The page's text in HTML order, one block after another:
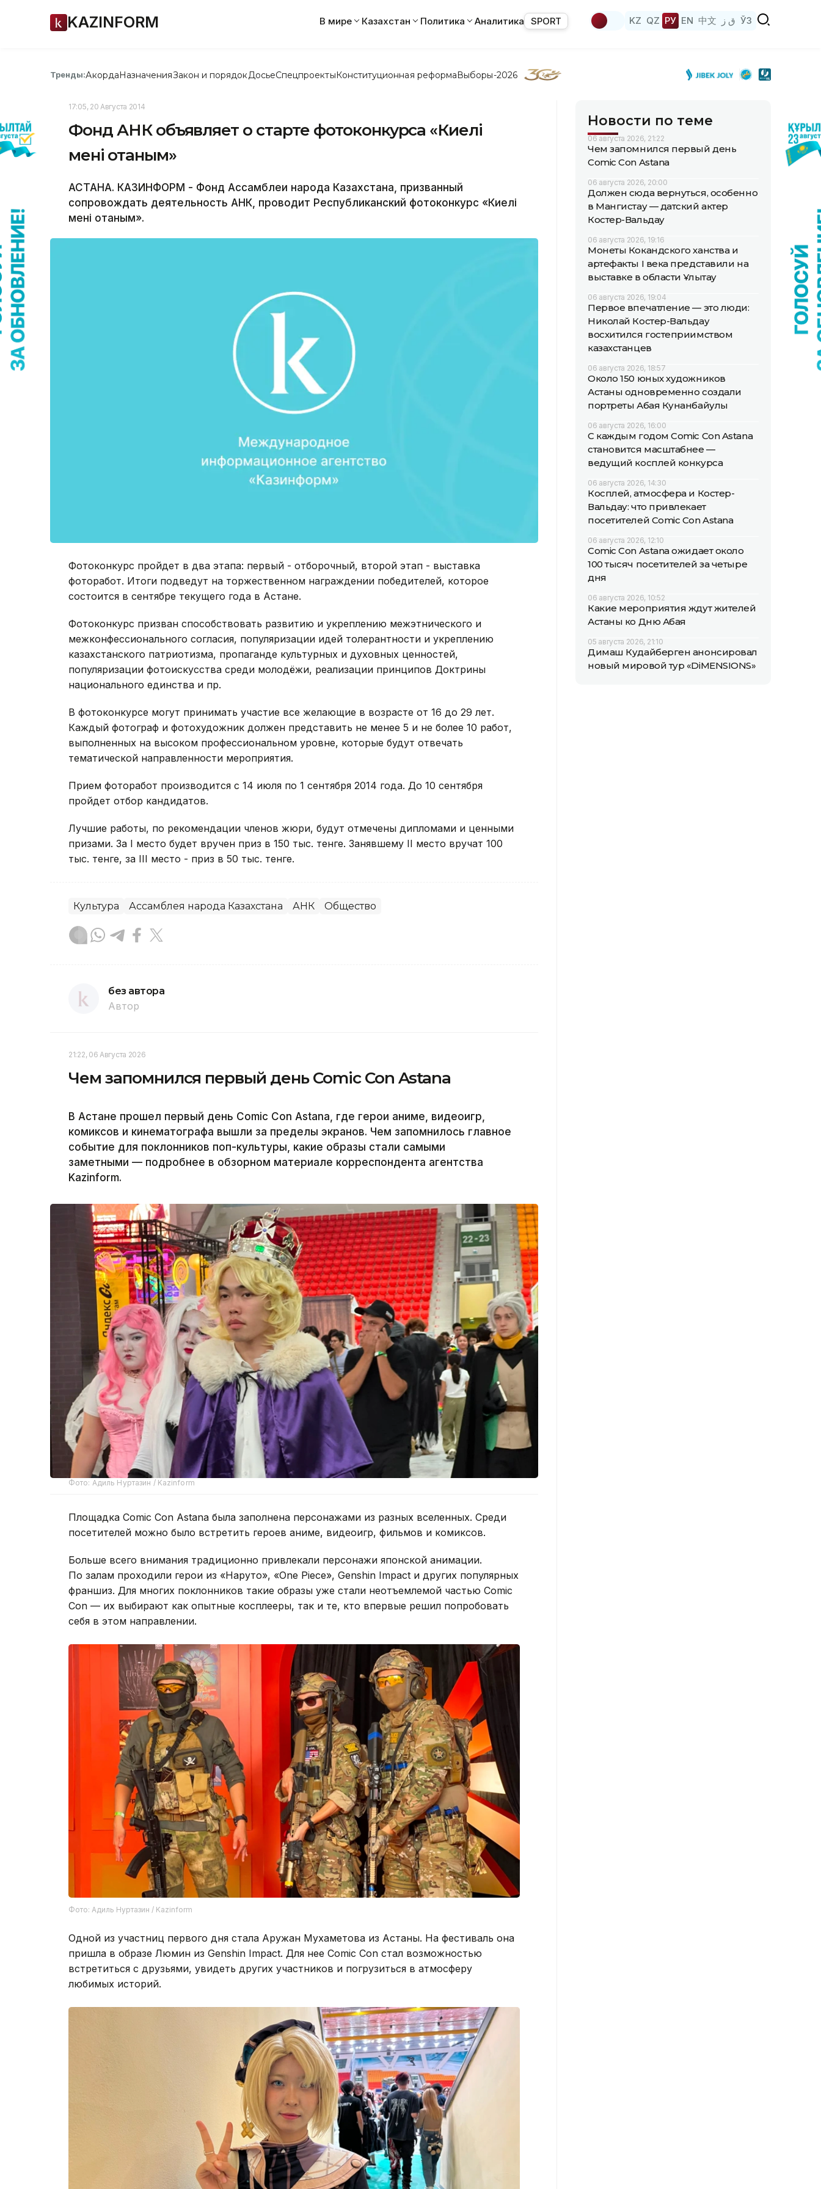
KAZINFORM В мире Казахстан Политика Аналитика SPORT KZ QZ РУ EN 中文 ق ز ЎЗ
Тренды:АкордаНазначенияЗакон и порядок ДосьеСпецпроектыКонституционная реформаВыборы-2026
17:05, 20 Августа 2014
Фонд АНК объявляет о старте фотоконкурса «Киелі
менің отаным»
АСТАНА. КАЗИНФОРМ - Фонд Ассамблеи народа Казахстана, призванный
сопровождать деятельность АНК, проводит Республиканский фотоконкурс «Киелі
менің отаным».
Фотоконкурс пройдет в два этапа: первый - отборочный, второй этап - выставка
фоторабот. Итоги подведут на торжественном награждении победителей, которое
состоится в сентябре текущего года в Астане.
Фотоконкурс призван способствовать развитию и укреплению межэтнического и
межконфессионального согласия, популяризации идей толерантности и укреплению
казахстанского патриотизма, пропаганде культурных и духовных ценностей,
популяризации фотоискусства среди молодёжи, реализации принципов Доктрины
национального единства и пр.
В фотоконкурсе могут принимать участие все желающие в возрасте от 16 до 29 лет.
Каждый фотограф и фотохудожник должен представить не менее 5 и не более 10 работ,
выполненных на высоком профессиональном уровне, которые будут отвечать
тематической направленности мероприятия.
Прием фоторабот производится с 14 июля по 1 сентября 2014 года. До 10 сентября
пройдет отбор кандидатов.
Лучшие работы, по рекомендации членов жюри, будут отмечены дипломами и ценными
призами. За І место будет вручен приз в 150 тыс. тенге. Занявшему ІІ место вручат 100
тыс. тенге, за ІІІ место - приз в 50 тыс. тенге.
Культура Ассамблея народа Казахстана АНК Общество
без автора
Автор
21:22, 06 Августа 2026
Чем запомнился первый день Comic Con Astana
В Астане прошел первый день Comic Con Astana, где герои аниме, видеоигр,
комиксов и кинематографа вышли за пределы экранов. Чем запомнилось главное
событие для поклонников поп-культуры, какие образы стали самыми
заметными — подробнее в обзорном материале корреспондента агентства
Kazinform.
Фото: Адиль Нуртазин / Kazinform
Площадка Comic Con Astana была заполнена персонажами из разных вселенных. Среди
посетителей можно было встретить героев аниме, видеоигр, фильмов и комиксов.
Больше всего внимания традиционно привлекали персонажи японской анимации.
По залам проходили герои из «Наруто», «One Piece», Genshin Impact и других популярных
франшиз. Для многих поклонников такие образы уже стали неотъемлемой частью Comic
Con — их выбирают как опытные косплееры, так и те, кто впервые решил попробовать
себя в этом направлении.
Фото: Адиль Нуртазин / Kazinform
Одной из участниц первого дня стала Аружан Мухаметова из Астаны. На фестиваль она
пришла в образе Люмин из Genshin Impact. Для нее Comic Con стал возможностью
встретиться с друзьями, увидеть других участников и погрузиться в атмосферу
любимых историй.
Новости по теме
06 августа 2026, 21:22
Чем запомнился первый день
Comic Con Astana
06 августа 2026, 20:00
Должен сюда вернуться, особенно
в Мангистау — датский актер
Костер-Вальдау
06 августа 2026, 19:16
Монеты Кокандского ханства и
артефакты I века представили на
выставке в области Ұлытау
06 августа 2026, 19:04
Первое впечатление — это люди:
Николай Костер-Вальдау
восхитился гостеприимством
казахстанцев
06 августа 2026, 18:57
Около 150 юных художников
Астаны одновременно создали
портреты Абая Кунанбайулы
06 августа 2026, 16:00
С каждым годом Comic Con Astana
становится масштабнее —
ведущий косплей конкурса
06 августа 2026, 14:30
Косплей, атмосфера и Костер-
Вальдау: что привлекает
посетителей Comic Con Astana
06 августа 2026, 12:10
Comic Con Astana ожидает около
100 тысяч посетителей за четыре
дня
06 августа 2026, 10:52
Какие мероприятия ждут жителей
Астаны ко Дню Абая
05 августа 2026, 21:10
Димаш Кудайберген анонсировал
новый мировой тур «DiMENSIONS»